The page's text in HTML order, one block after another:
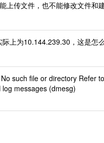
上传文件，也不能修改文件和
上为10.144.239.30，这是怎
such file or directory Refer
messages (dmesg)